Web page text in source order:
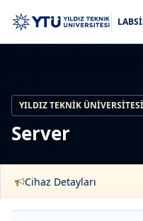
YILDIZ TEKNIK ÜNIVERSITESI
Server
Cihaz Detayları